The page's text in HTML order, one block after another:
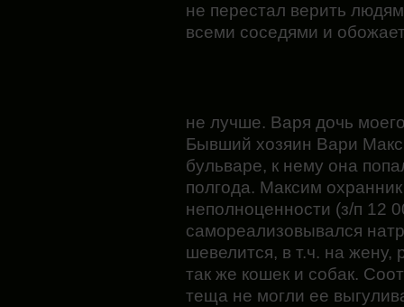
не перестал верить
всеми соседями и
не лучше. Варя дочь
Бывший хозяин Вари
бульваре, к нему она
полгода. Максим
неполноценности (з/п 12
самореализовывался
шевелится, в т.ч. на
так же кошек и собак.
теща не могли ее